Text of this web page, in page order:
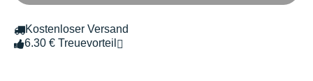
Kostenloser Versand
6.30 € Treuevorteil